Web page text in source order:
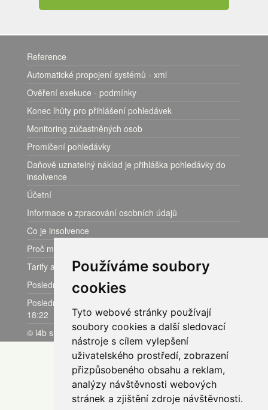
Používáme soubory
cookies
Tyto webové stránky používají
soubory cookies a další sledovací
nástroje s cílem vylepšení
uživatelského prostředí, zobrazení
přizpůsobeného obsahu a reklam,
analýzy návštěvnosti webových
stránek a zjištění zdroje návštěvnosti.
Reference
Automatické propojení systémů - xml
Ověření exekuce - podmínky
Konec lhůty pro přihlášení pohledávek
Monitoring zúčastněných osob
Promlčení pohledávky
Daňově uznatelný náklad je přihláška pohledávky do
insolvence
Účetní
Informace o zpracování osobních údajů
Co je insolvence
Proč monitoring
Tarify a ceník
Poslední aktualizace dat: 07.08. v 19:12
Poslední záznam v insolvenčním rejstříku: 07.08. v
18:22
© i4b s.r.o. |VOP|reklamační řád